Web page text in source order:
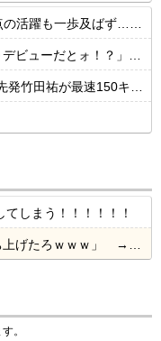
出すLADファン反応集 MLB2026シーズン 8.
？」 高垣楓「ﾋｬｳｨｺﾞｰ ｶﾓﾝｯ」
打線は5回6者連続ヒット・全員出塁の9点で圧勝
しまう！！！！！！
ーフが閉まっていて無事車内に発射
。